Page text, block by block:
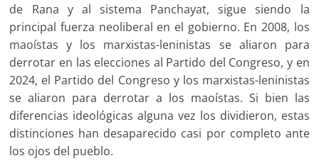
de Rana y al sistema Panchayat, sigue siendo la
principal fuerza neoliberal en el gobierno. En 2008, los
maoístas y los marxistas-leninistas se aliaron para
derrotar en las elecciones al Partido del Congreso, y en
2024, el Partido del Congreso y los marxistas-leninistas
se aliaron para derrotar a los maoístas. Si bien las
diferencias ideológicas alguna vez los dividieron, estas
distinciones han desaparecido casi por completo ante
los ojos del pueblo.